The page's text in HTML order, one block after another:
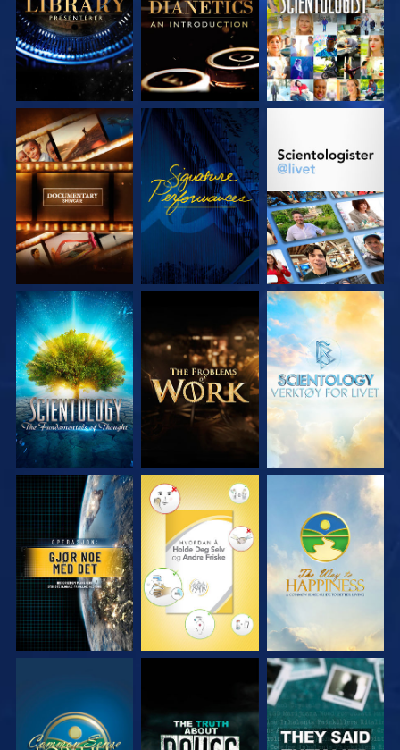
UTFORSK SERIEN SE UTFORSK SERIEN
UTFORSK SERIEN UTFORSK SERIEN UTFORSK SERIEN
SE SE SE
SE SE